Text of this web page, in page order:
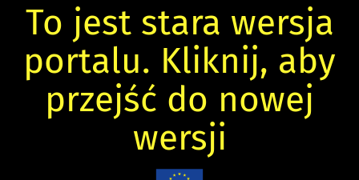
To jest stara wersja
portalu. Kliknij, aby
przejść do nowej
wersji